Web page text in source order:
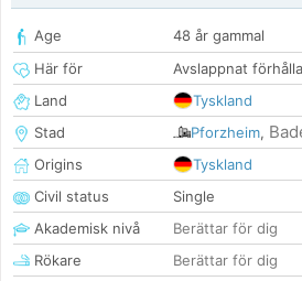
Age
48 år gammal
Här för
Avslappnat
Land
Tyskland
Stad
Pforzheim,
Origins
Tyskland
Civil status
Single
Akademisk nivå
Berättar för dig
Rökare
Berättar för dig